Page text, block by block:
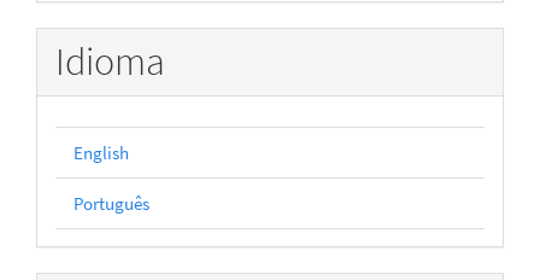
Idioma
English
Português